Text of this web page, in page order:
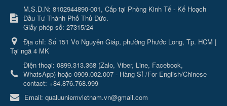
M.S.D.N: 8102944890-001, Cấp tại Phòng Kinh Tế - Kế Hoạch
Đầu Tư Thành Phố Thủ Đức.
Giấy phép số: 27315/24
Địa chỉ: Số 151 Võ Nguyên Giáp, phường Phước Long, Tp. HCM |
Tại ngã 4 MK
Điện thoại: 0899.313.368 (Zalo, Viber, Line, Facebook,
WhatsApp) hoặc 0909.002.007 - Hàng Sỉ /For English/Chinese
contact: +84.876.768.999
Email: qualuuniemvietnam.vn@gmail.com